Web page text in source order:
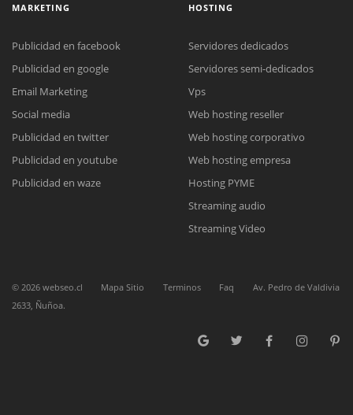
Reunión online
Nuestros ejecutivos le enviarán un correo electrónico con el enlace a
Meet para la reunión online.
Cotización
Complete el formulario y nos contactaremos a la brevedad.
Chat Online
para enviarnos un correo electrónico con sus datos personales.
MARKETING
Publicidad en facebook
Publicidad en google
Email Marketing
Social media
Publicidad en twitter
Publicidad en youtube
Publicidad en waze
HOSTING
Servidores dedicados
Servidores semi-dedicados
Vps
Web hosting reseller
Web hosting corporativo
Web hosting empresa
Hosting PYME
Streaming audio
Streaming Video
© 2026 webseo.cl Mapa Sitio Terminos Faq
Av. Pedro de Valdivia
2633, Ñuñoa.